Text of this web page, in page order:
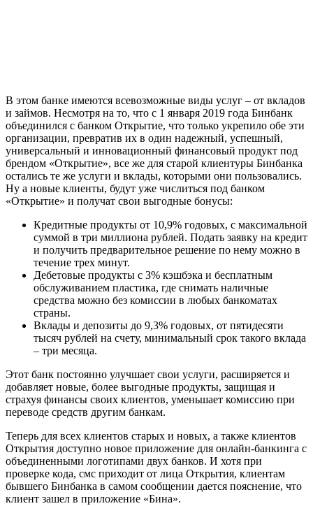
В этом банке имеются всевозможные виды услуг – от вкладов
и займов. Несмотря на то, что с 1 января 2019 года Бинбанк
объединился с банком Открытие, что только укрепило обе эти
организации, превратив их в один надежный, успешный,
универсальный и инновационный финансовый продукт под
брендом «Открытие», все же для старой клиентуры Бинбанка
остались те же услуги и вклады, которыми они пользовались.
Ну а новые клиенты, будут уже числиться под банком
«Открытие» и получат свои выгодные бонусы:
Кредитные продукты от 10,9% годовых, с максимальной
суммой в три миллиона рублей. Подать заявку на кредит
и получить предварительное решение по нему можно в
течение трех минут.
Дебетовые продукты с 3% кэшбэка и бесплатным
обслуживанием пластика, где снимать наличные
средства можно без комиссии в любых банкоматах
страны.
Вклады и депозиты до 9,3% годовых, от пятидесяти
тысяч рублей на счету, минимальный срок такого вклада
– три месяца.
Этот банк постоянно улучшает свои услуги, расширяется и
добавляет новые, более выгодные продукты, защищая и
страхуя финансы своих клиентов, уменьшает комиссию при
переводе средств другим банкам.
Теперь для всех клиентов старых и новых, а также клиентов
Открытия доступно новое приложение для онлайн-банкинга с
объединенными логотипами двух банков. И хотя при
проверке кода, смс приходит от лица Открытия, клиентам
бывшего Бинбанка в самом сообщении дается пояснение, что
клиент зашел в приложение «Бина».